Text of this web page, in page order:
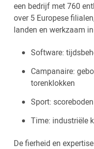
een bedrijf met 760
over 5 Europese
landen en werkzaam
Software:
Campanaire:
torenklokken
Sport: scoreboden
Time: industriële
De fierheid en